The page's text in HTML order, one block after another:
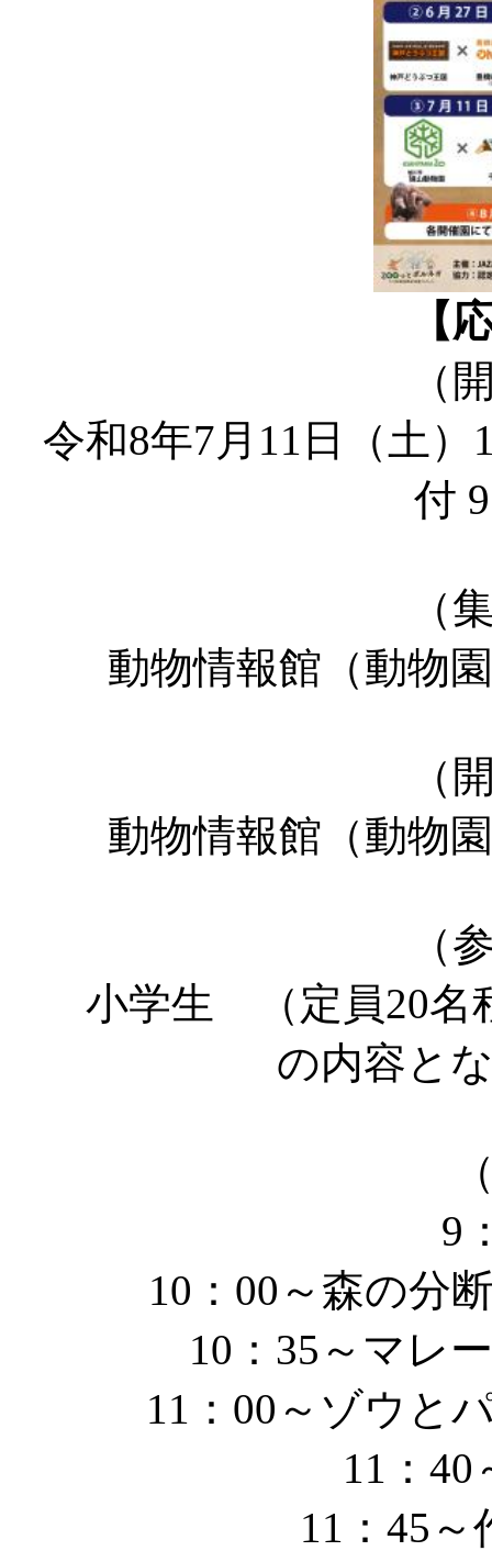
【
（
令和8年7月11日（土）
付
（
動物情報館（動物
（
動物情報館（動物
（
小学生 （定員20名
の内容と
9
10：00～森の分
10：35～マレ
11：00～ゾウと
11：40
11：45～